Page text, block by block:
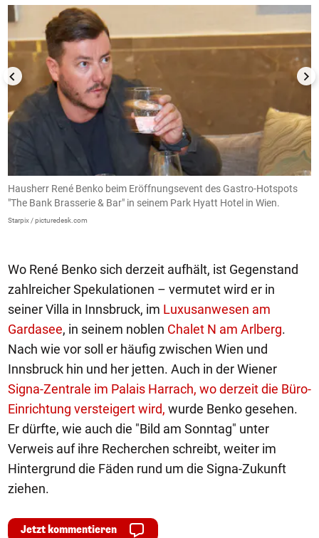
Hausherr René Benko beim Eröffnungsevent des Gastro-Hotspots
"The Bank Brasserie & Bar" in seinem Park Hyatt Hotel in Wien.
Starpix / picturedesk.com
Wo René Benko sich derzeit aufhält, ist Gegenstand
zahlreicher Spekulationen – vermutet wird er in
seiner Villa in Innsbruck, im Luxusanwesen am
Gardasee, in seinem noblen Chalet N am Arlberg.
Nach wie vor soll er häufig zwischen Wien und
Innsbruck hin und her jetten. Auch in der Wiener
Signa-Zentrale im Palais Harrach, wo derzeit die Büro-
Einrichtung versteigert wird, wurde Benko gesehen.
Er dürfte, wie auch die "Bild am Sonntag" unter
Verweis auf ihre Recherchen schreibt, weiter im
Hintergrund die Fäden rund um die Signa-Zukunft
ziehen.
Jetzt kommentieren